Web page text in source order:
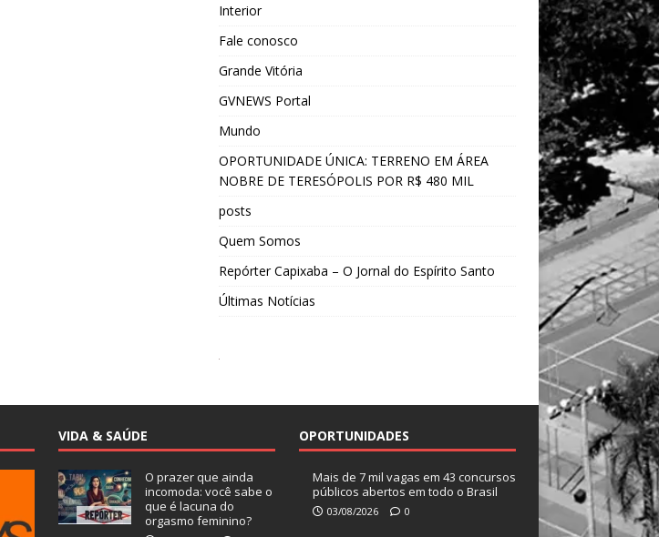
Interior
Fale conosco
Grande Vitória
GVNEWS Portal
Mundo
OPORTUNIDADE ÚNICA: TERRENO EM ÁREA
NOBRE DE TERESÓPOLIS POR R$ 480 MIL
posts
Quem Somos
Repórter Capixaba – O Jornal do Espírito Santo
Últimas Notícias
VIDA & SAÚDE
O prazer que ainda
incomoda: você sabe o
que é lacuna do
orgasmo feminino?
OPORTUNIDADES
Mais de 7 mil vagas em 43 concursos
públicos abertos em todo o Brasil
03/08/2026 0